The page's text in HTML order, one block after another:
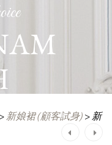
新娘裙 (顧客試身)>新